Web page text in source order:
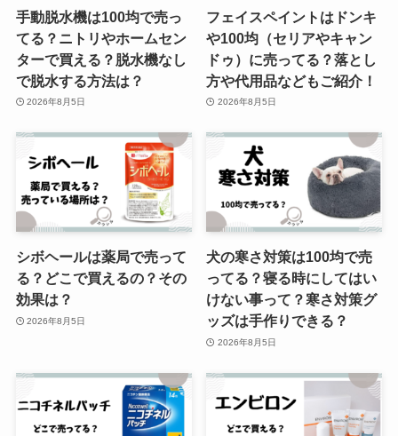
る？ドラッグストアで普通に買え
る？
手動脱水機は100均で売っ
てる？ニトリやホームセン
ターで買える？脱水機なし
で脱水する方法は？
2026年8月5日
フェイスペイントはドンキ
や100均（セリアやキャン
ドゥ）に売ってる？落とし
方や代用品などもご紹介！
2026年8月5日
シボヘールは薬局で売って
る？どこで買えるの？その
効果は？
2026年8月5日
犬の寒さ対策は100均で売
ってる？寝る時にしてはい
けない事って？寒さ対策グ
ッズは手作りできる？
2026年8月5日